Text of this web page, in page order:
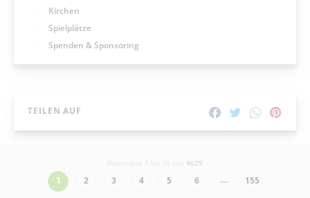
Kirchen
Spielplätze
Spenden & Sponsoring
TEILEN AUF
Datensätze 1 bis 30 von 4629
1 2 3 4 5 6 … 155